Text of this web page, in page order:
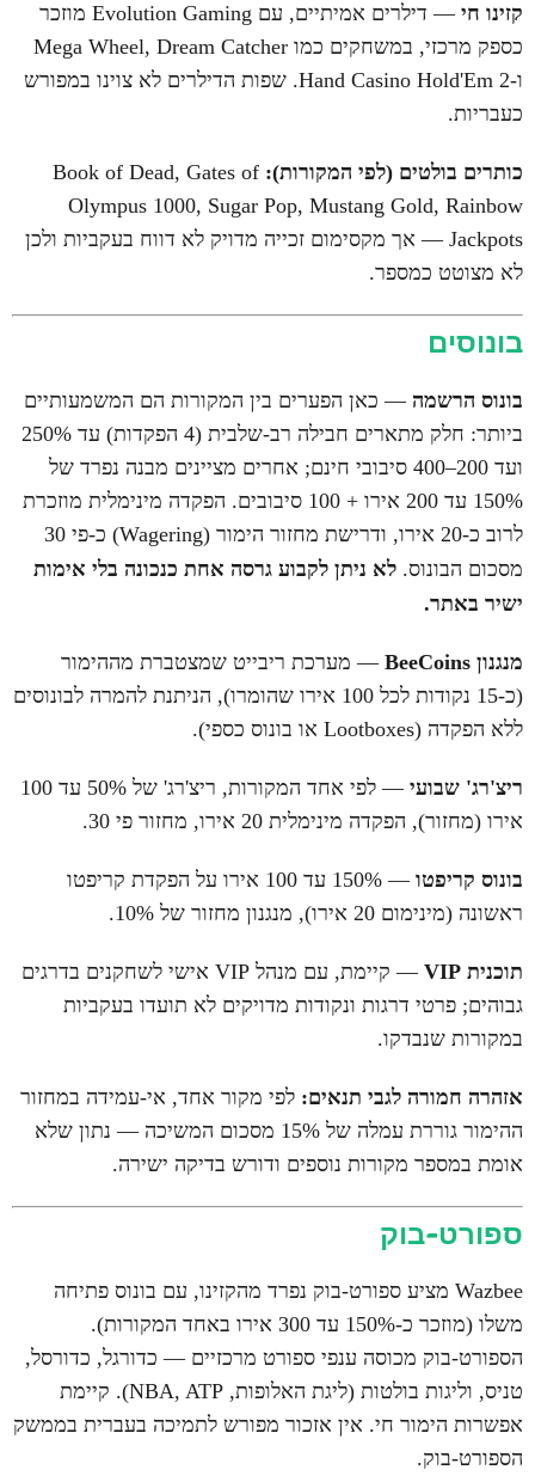
קזינו חי
— דילרים אמיתיים, עם Evolution Gaming מוזכר
כספק מרכזי, במשחקים כמו Mega Wheel, Dream Catcher
ו-2 Hand Casino Hold'Em. שפות הדילרים לא צוינו במפורש
כעבריות.
כותרים בולטים (לפי המקורות): Book of Dead, Gates of
Olympus 1000, Sugar Pop, Mustang Gold, Rainbow
Jackpots — אך מקסימום זכייה מדויק לא דווח בעקביות ולכן
לא מצוטט כמספר.
בונוסים
בונוס הרשמה — כאן הפערים בין המקורות הם המשמעותיים
ביותר: חלק מתארים חבילה רב-שלבית (4 הפקדות) עד 250%
ועד 200–400 סיבובי חינם; אחרים מציינים מבנה נפרד של
150% עד 200 אירו + 100 סיבובים. הפקדה מינימלית מוזכרת
לרוב כ-20 אירו, ודרישת מחזור הימור (Wagering) כ-פי 30
מסכום הבונוס. לא ניתן לקבוע גרסה אחת כנכונה בלי אימות
ישיר באתר.
מנגנון BeeCoins
— מערכת ריבייט שמצטברת מההימור
(כ-15 נקודות לכל 100 אירו שהומרו), הניתנת להמרה לבונוסים
ללא הפקדה (Lootboxes או בונוס כספי).
ריצ'רג' שבועי
— לפי אחד המקורות, ריצ'רג' של 50% עד 100
אירו (מחזור), הפקדה מינימלית 20 אירו, מחזור פי 30.
בונוס קריפטו
— 150% עד 100 אירו על הפקדת קריפטו
ראשונה (מינימום 20 אירו), מנגנון מחזור של 10%.
תוכנית VIP
— קיימת, עם מנהל VIP אישי לשחקנים בדרגים
גבוהים; פרטי דרגות ונקודות מדויקים לא תועדו בעקביות
במקורות שנבדקו.
אזהרה חמורה לגבי תנאים: לפי מקור אחד, אי-עמידה במחזור
ההימור גוררת עמלה של 15% מסכום המשיכה — נתון שלא
אומת במספר מקורות נוספים ודורש בדיקה ישירה.
ספורט-בוק
Wazbee מציע ספורט-בוק נפרד מהקזינו, עם בונוס פתיחה
משלו (מוזכר כ-150% עד 300 אירו באחד המקורות).
הספורט-בוק מכוסה ענפי ספורט מרכזיים — כדורגל, כדורסל,
טניס, וליגות בולטות (ליגת האלופות, NBA, ATP). קיימת
אפשרות הימור חי. אין אזכור מפורש לתמיכה בעברית בממשק
הספורט-בוק.